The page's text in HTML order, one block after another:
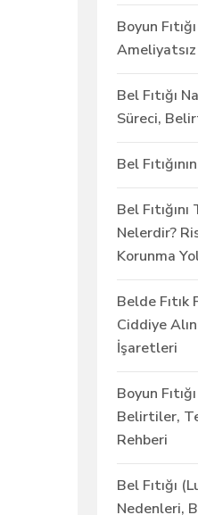
Boyun
Bel Fıtığı
Süreci,
Bel
Bel
Nelerdir?
Korunma
Belde
Ciddiye
İşaretleri
Boyun
Belirtiler,
Rehberi
Bel Fıtığı
Nedenleri,